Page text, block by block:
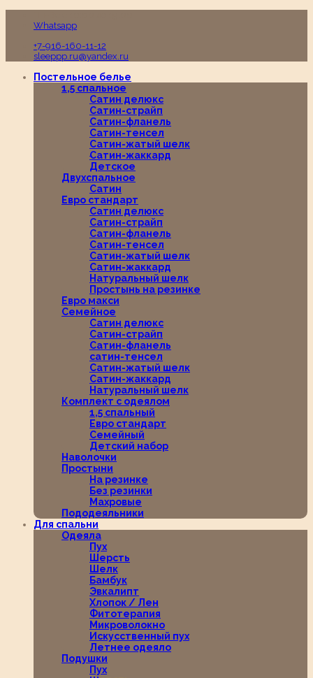
Whatsapp
+7-916-160-11-12
sleeppp.ru@yandex.ru
Постельное белье
1,5 спальное
Сатин делюкс
Сатин-страйп
Сатин-фланель
Сатин-тенсел
Сатин-жатый шелк
Сатин-жаккард
Детское
Двухспальное
Сатин
Евро стандарт
Сатин делюкс
Сатин-страйп
Сатин-фланель
Сатин-тенсел
Сатин-жатый шелк
Сатин-жаккард
Натуральный шелк
Простынь на резинке
Евро макси
Семейное
Сатин делюкс
Сатин-страйп
Сатин-фланель
сатин-тенсел
Сатин-жатый шелк
Сатин-жаккард
Натуральный шелк
Комплект с одеялом
1,5 спальный
Евро стандарт
Семейный
Детский набор
Наволочки
Простыни
На резинке
Без резинки
Махровые
Пододеяльники
Для спальни
Одеяла
Пух
Шерсть
Шелк
Бамбук
Эвкалипт
Хлопок / Лен
Фитотерапия
Микроволокно
Искусственный пух
Летнее одеяло
Подушки
Пух